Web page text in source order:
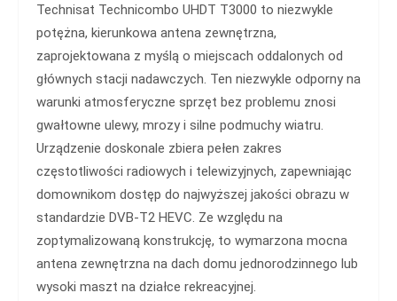
Technisat Technicombo UHDT T3000 to niezwykle
potężna, kierunkowa antena zewnętrzna,
zaprojektowana z myślą o miejscach oddalonych od
głównych stacji nadawczych. Ten niezwykle odporny na
warunki atmosferyczne sprzęt bez problemu znosi
gwałtowne ulewy, mrozy i silne podmuchy wiatru.
Urządzenie doskonale zbiera pełen zakres
częstotliwości radiowych i telewizyjnych, zapewniając
domownikom dostęp do najwyższej jakości obrazu w
standardzie DVB-T2 HEVC. Ze względu na
zoptymalizowaną konstrukcję, to wymarzona mocna
antena zewnętrzna na dach domu jednorodzinnego lub
wysoki maszt na działce rekreacyjnej.